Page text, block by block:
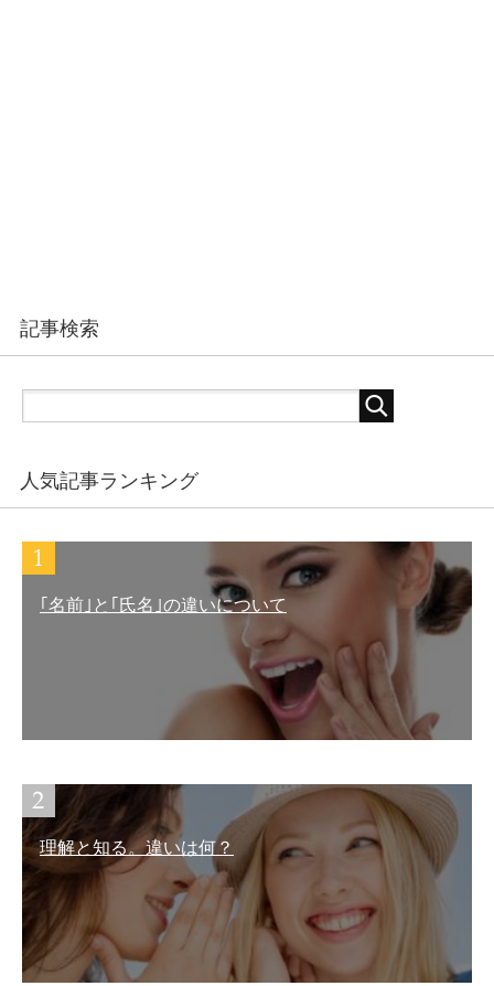
記事検索
人気記事ランキング
｢名前｣と｢氏名｣の違いについて
理解と知る。違いは何？